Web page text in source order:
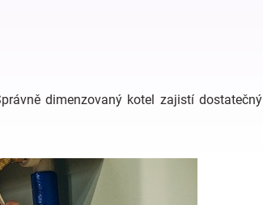
dimenzovaný kotel zajistí dostatečný